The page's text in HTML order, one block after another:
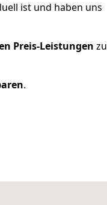
ist und haben uns
Preis-Leistungen zu
.